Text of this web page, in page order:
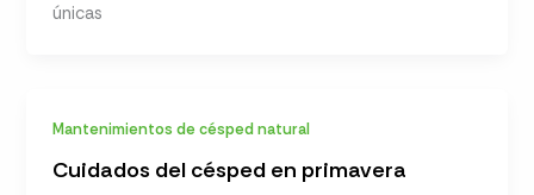
únicas
Mantenimientos de césped natural
Cuidados del césped en primavera